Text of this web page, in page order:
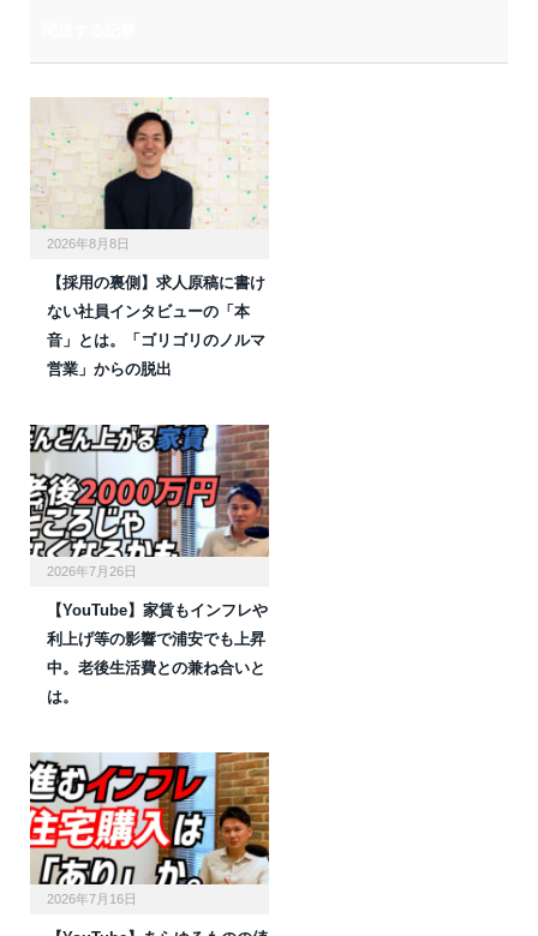
2026年8月8日
【採用の裏側】求人原稿に書け
ない社員インタビューの「本
音」とは。「ゴリゴリのノルマ
営業」からの脱出
2026年7月26日
【YouTube】家賃もインフレや
利上げ等の影響で浦安でも上昇
中。老後生活費との兼ね合いと
は。
2026年7月16日